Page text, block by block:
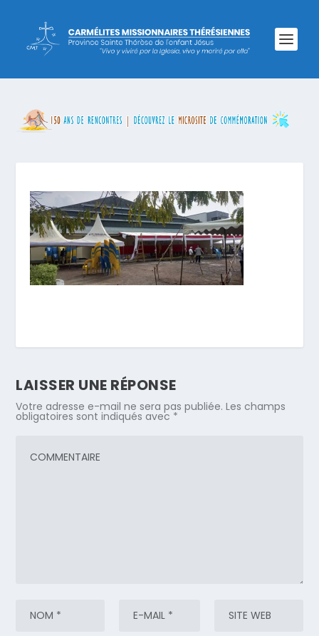
LAISSER UNE RÉPONSE
Votre adresse e-mail ne sera pas publiée. Les champs
obligatoires sont indiqués avec *